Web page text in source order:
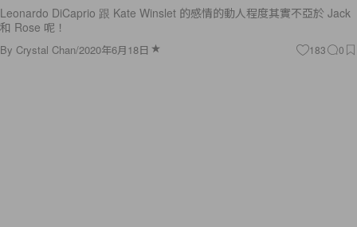
Leonardo DiCaprio 跟 Kate Winslet 的感情的動人程度其實不亞於 Jack
和 Rose 呢！
By Crystal Chan/2020年6月18日 183 0